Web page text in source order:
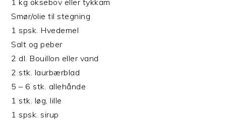
1 kg oksebov eller tykkam
Smør/olie til stegning
1 spsk. Hvedemel
Salt og peber
2 dl. Bouillon eller vand
2 stk. laurbærblad
5 – 6 stk. allehånde
1 stk. løg, lille
1 spsk. sirup